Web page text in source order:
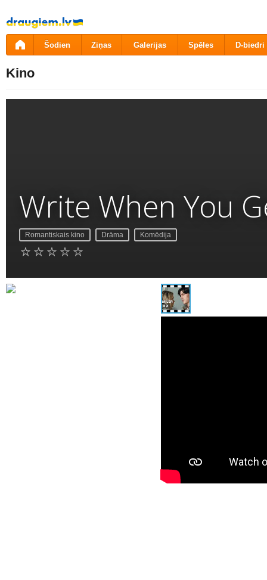
Pāriet
uz
saturu
Šodien Ziņas Galerijas Spēles D-biedri
Kino
Write When You
Romantiskais kino Drāma Komēdija